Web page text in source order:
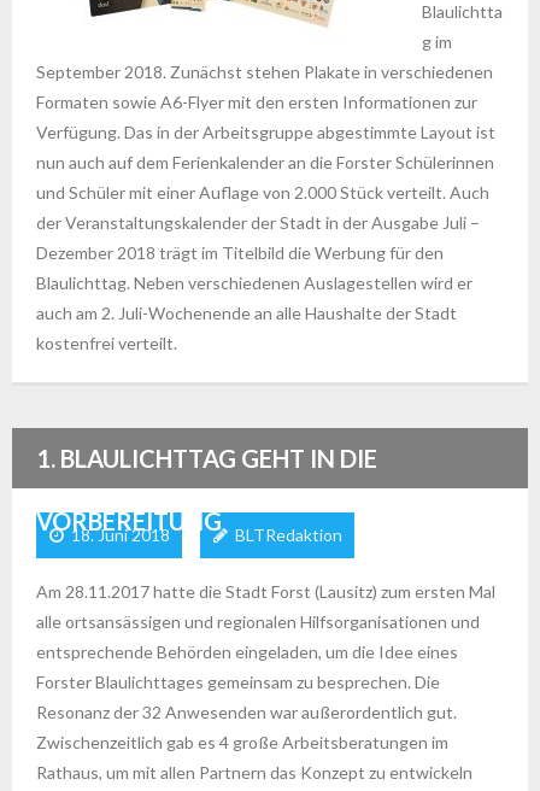
Blaulichtta
g im
September 2018. Zunächst stehen Plakate in verschiedenen
Formaten sowie A6-Flyer mit den ersten Informationen zur
Verfügung. Das in der Arbeitsgruppe abgestimmte Layout ist
nun auch auf dem Ferienkalender an die Forster Schülerinnen
und Schüler mit einer Auflage von 2.000 Stück verteilt. Auch
der Veranstaltungskalender der Stadt in der Ausgabe Juli –
Dezember 2018 trägt im Titelbild die Werbung für den
Blaulichttag. Neben verschiedenen Auslagestellen wird er
auch am 2. Juli-Wochenende an alle Haushalte der Stadt
kostenfrei verteilt.
1. BLAULICHTTAG GEHT IN DIE
VORBEREITUNG
18. Juni 2018 BLTRedaktion
Am 28.11.2017 hatte die Stadt Forst (Lausitz) zum ersten Mal
alle ortsansässigen und regionalen Hilfsorganisationen und
entsprechende Behörden eingeladen, um die Idee eines
Forster Blaulichttages gemeinsam zu besprechen. Die
Resonanz der 32 Anwesenden war außerordentlich gut.
Zwischenzeitlich gab es 4 große Arbeitsberatungen im
Rathaus, um mit allen Partnern das Konzept zu entwickeln